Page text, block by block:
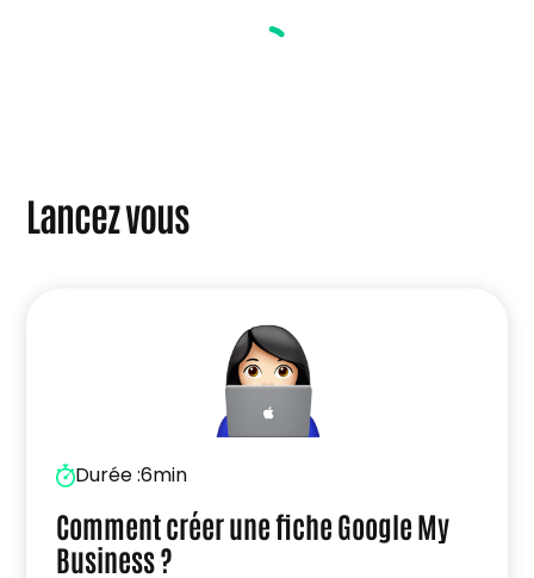
des personnes étrangères”
Lancez vous
Durée :6min
Comment créer une fiche Google My
Business ?